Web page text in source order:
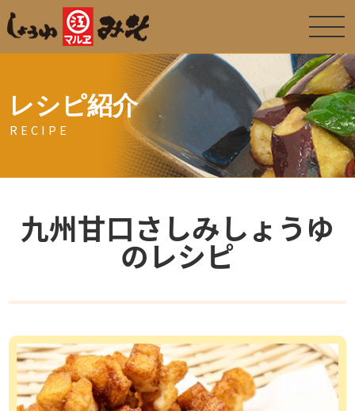
レシピ紹介
RECIPE
九州甘口さしみしょうゆ
のレシピ